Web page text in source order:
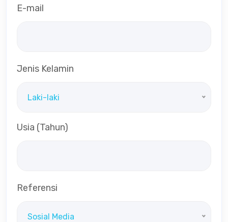
E-mail
Jenis Kelamin
Laki-laki
Usia (Tahun)
Referensi
Sosial Media